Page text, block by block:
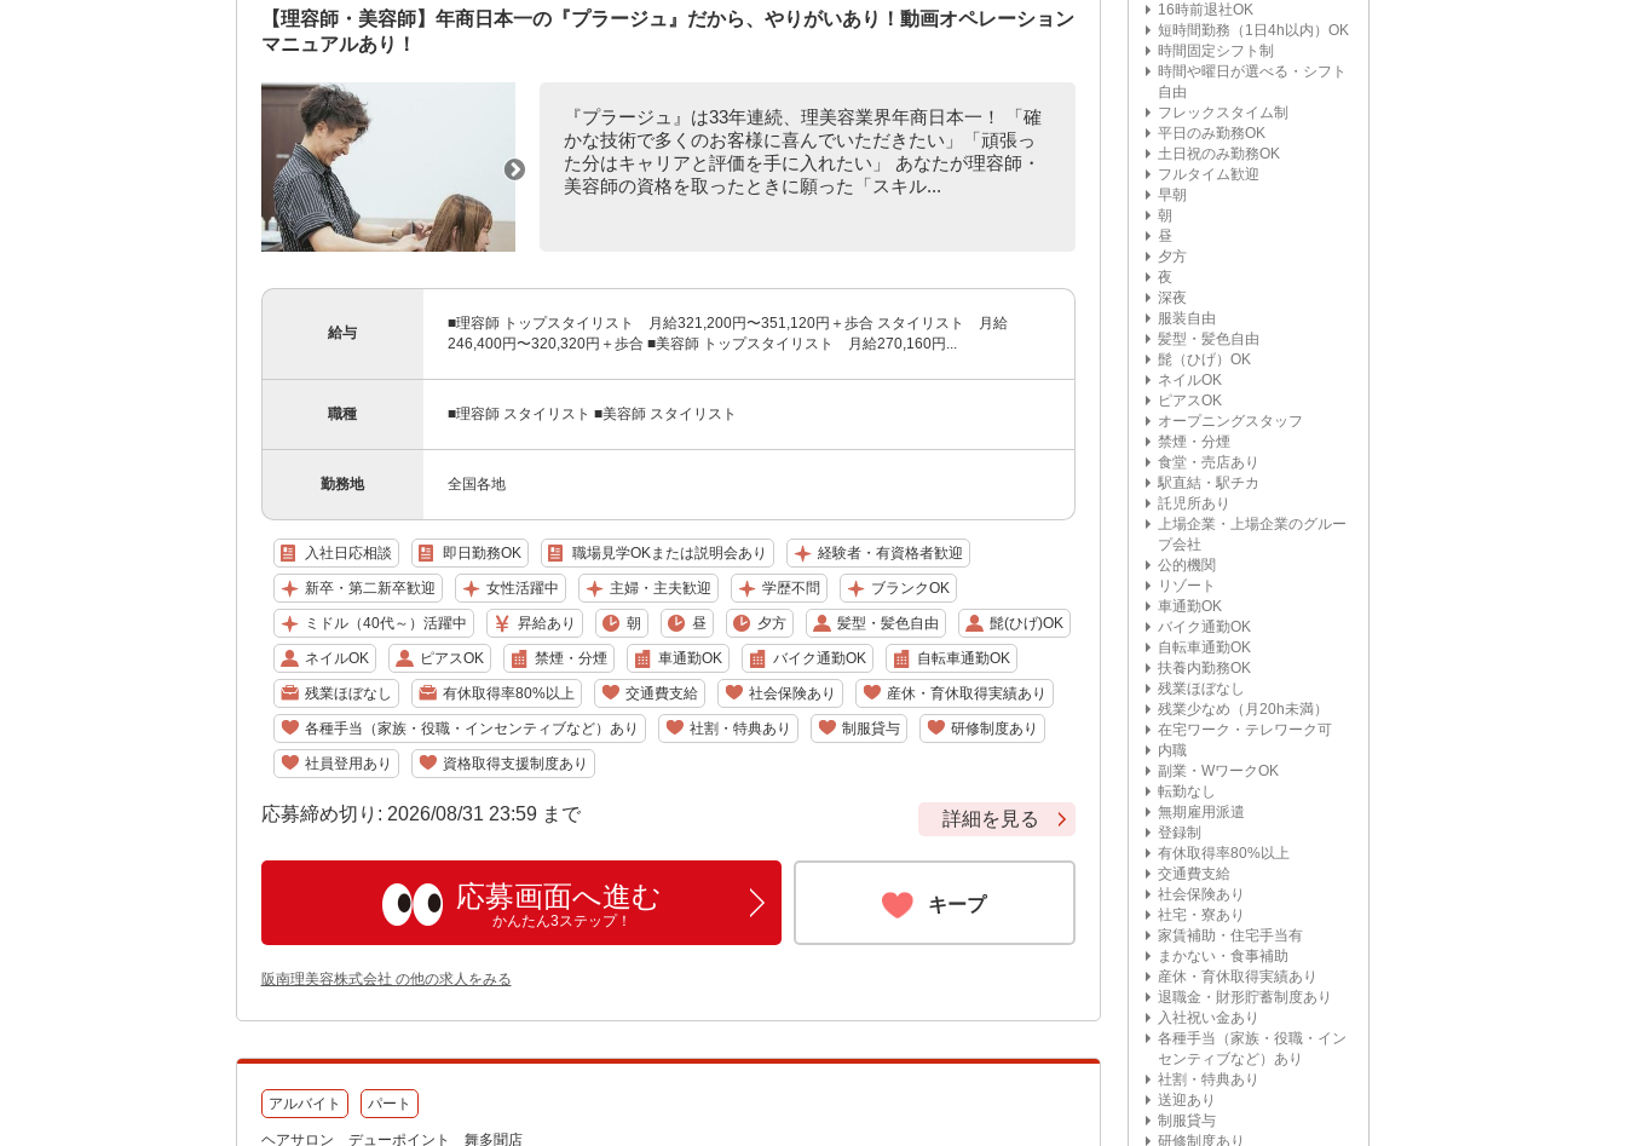
【理容師・美容師】年商日本一の『プラージュ』だから、やりがいあり！動画オペレーション
マニュアルあり！
『プラージュ』は33年連続、理美容業界年商日本一！ 「確
かな技術で多くのお客様に喜んでいただきたい」「頑張っ
た分はキャリアと評価を手に入れたい」 あなたが理容師・
美容師の資格を取ったときに願った「スキル...
給与
■理容師 トップスタイリスト 月給321,200円〜351,120円＋歩合 スタイリスト 月給
246,400円〜320,320円＋歩合 ■美容師 トップスタイリスト 月給270,160円...
職種 ■理容師 スタイリスト ■美容師 スタイリスト
勤務地 全国各地
入社日応相談 即日勤務OK 職場見学OKまたは説明会あり 経験者・有資格者歓迎
新卒・第二新卒歓迎 女性活躍中 主婦・主夫歓迎 学歴不問 ブランクOK
ミドル（40代～）活躍中 昇給あり 朝 昼 夕方 髪型・髪色自由 髭(ひげ)OK
ネイルOK ピアスOK 禁煙・分煙 車通勤OK バイク通勤OK 自転車通勤OK
残業ほぼなし 有休取得率80%以上 交通費支給 社会保険あり 産休・育休取得実績あり
各種手当（家族・役職・インセンティブなど）あり 社割・特典あり 制服貸与 研修制度あり
社員登用あり 資格取得支援制度あり
応募締め切り: 2026/08/31 23:59 まで 詳細を見る
応募画面へ進む
かんたん3ステップ！
キープ
阪南理美容株式会社 の他の求人をみる
アルバイト パート
ヘアサロン デューポイント 舞多聞店
16時前退社OK
短時間勤務（1日4h以内）OK
時間固定シフト制
時間や曜日が選べる・シフト
自由
フレックスタイム制
平日のみ勤務OK
土日祝のみ勤務OK
フルタイム歓迎
早朝
朝
昼
夕方
夜
深夜
服装自由
髪型・髪色自由
髭（ひげ）OK
ネイルOK
ピアスOK
オープニングスタッフ
禁煙・分煙
食堂・売店あり
駅直結・駅チカ
託児所あり
上場企業・上場企業のグルー
プ会社
公的機関
リゾート
車通勤OK
バイク通勤OK
自転車通勤OK
扶養内勤務OK
残業ほぼなし
残業少なめ（月20h未満）
在宅ワーク・テレワーク可
内職
副業・WワークOK
転勤なし
無期雇用派遣
登録制
有休取得率80%以上
交通費支給
社会保険あり
社宅・寮あり
家賃補助・住宅手当有
まかない・食事補助
産休・育休取得実績あり
退職金・財形貯蓄制度あり
入社祝い金あり
各種手当（家族・役職・イン
センティブなど）あり
社割・特典あり
送迎あり
制服貸与
研修制度あり